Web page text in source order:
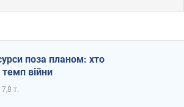
поза планом: хто
війни
7,8 т.